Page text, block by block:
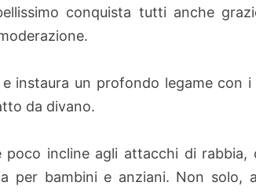
conquista tutti anche
instaura un profondo legame con
da divano.
poco incline agli attacchi di
per bambini e anziani. Non solo,